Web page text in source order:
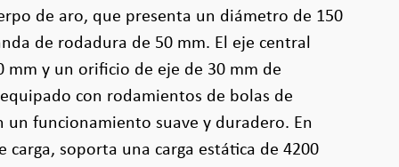
de aro, que presenta un diámetro de 150
de rodadura de 50 mm. El eje central
mm y un orificio de eje de 30 mm de
con rodamientos de bolas de
un funcionamiento suave y duradero. En
carga, soporta una carga estática de 4200